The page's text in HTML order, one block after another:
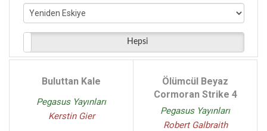
Paul Mckenna - (9)
Martin Widmark Helena Willis - (9)
Sophie Jordan - (9)
Hepsi
Buluttan Kale
Pegasus Yayınları
Kerstin Gier
Ölümcül Beyaz
Cormoran Strike 4
Pegasus Yayınları
Robert Galbraith